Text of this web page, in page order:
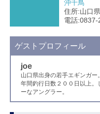
沖千鳥
住所:山口
電話:0837-
ゲストプロフィール
joe
山口県出身の若手エギンガー。
年間釣行日数２００日以上
ーなアングラー。